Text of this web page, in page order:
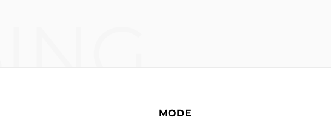
MODE